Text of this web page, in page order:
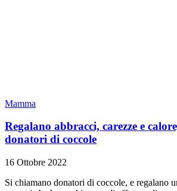
Mamma
Regalano abbracci, carezze e
donatori di coccole
16 Ottobre 2022
Si chiamano donatori di coccole, e regalano